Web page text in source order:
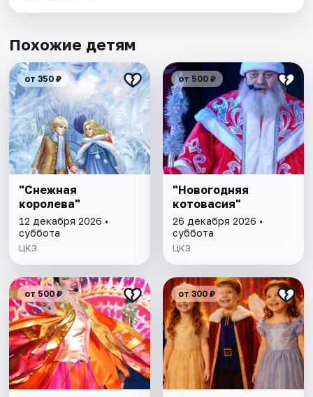
Похожие детям
от 350 ₽
"Снежная
королева"
12 декабря 2026 •
суббота
ЦКЗ
от 500 ₽
"Новогодняя
котовасия"
26 декабря 2026 •
суббота
ЦКЗ
от 500 ₽ от 300 ₽